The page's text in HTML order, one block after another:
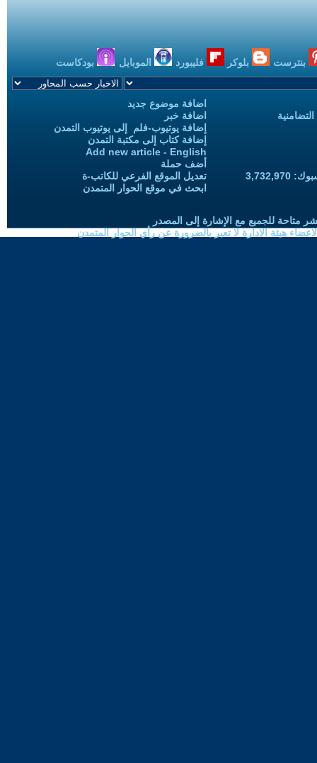
بنترست بلوكر فليبورد الموبايل بودكاست
اضافة موضوع جديد
اضافة خبر
إضافة يوتيوب-فلم إلى يوتيوب التمدن
إضافة كتاب إلى مكتبة التمدن
Add new article - English
أضف حملة
تعديل الموقع الفرعي للكاتب-ة
ابحث في موقع الحوار المتمدن
متاحة للجميع مع الإشارة إلى المصدر
هيئة الادارة لا تعبر بالضرورة عن رأي الحوار المتمدن